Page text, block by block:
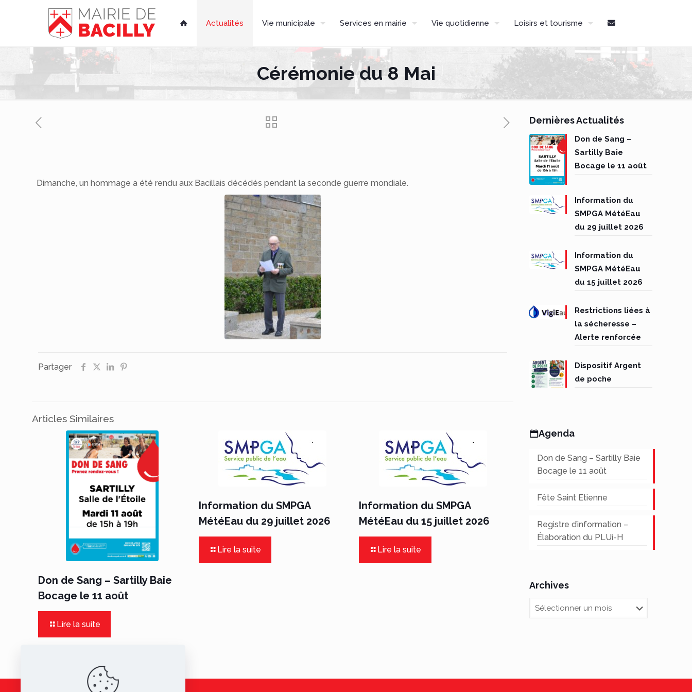
 Actualités Vie municipale Services en mairie Vie quotidienne Loisirs et tourisme
Cérémonie du 8 Mai
Dimanche, un hommage a été rendu aux Bacillais décédés pendant la seconde guerre mondiale.
Partager
Articles Similaires
Don de Sang – Sartilly Baie
Bocage le 11 août
Lire la suite
Information du SMPGA
MétéEau du 29 juillet 2026
Lire la suite
Information du SMPGA
MétéEau du 15 juillet 2026
Lire la suite
Dernières Actualités
Don de Sang –
Sartilly Baie
Bocage le 11 août
Information du
SMPGA MétéEau
du 29 juillet 2026
Information du
SMPGA MétéEau
du 15 juillet 2026
Restrictions liées à
la sécheresse –
Alerte renforcée
Dispositif Argent
de poche
Agenda
Don de Sang – Sartilly Baie
Bocage le 11 août
Fête Saint Etienne
Registre d’information –
Élaboration du PLUi-H
Archives
Archives